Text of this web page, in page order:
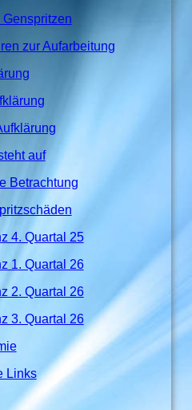
zur Aufarbeitung
auf
Betrachtung
4. Quartal 25
1. Quartal 26
2. Quartal 26
3. Quartal 26
Links